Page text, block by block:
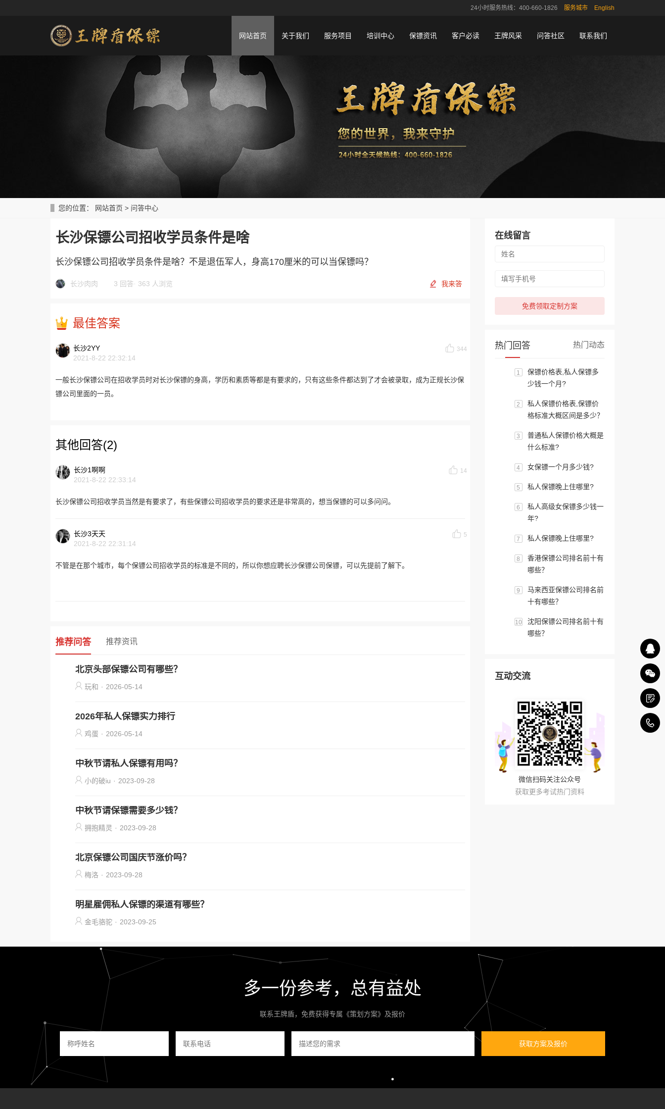
24小时服务热线：400-660-1826 服务城市 English
网站首页 关于我们 服务项目 培训中心 保镖资讯 客户必读 王牌风采 问答社区 联系我们
您的位置： 网站首页 > 问答中心
长沙保镖公司招收学员条件是啥
长沙保镖公司招收学员条件是啥？不是退伍军人，身高170厘米的可以当保镖吗？
长沙肉肉 3 回答· 363 人浏览 我来答
最佳答案
长沙2YY
2021-8-22 22:32:14
344
一般长沙保镖公司在招收学员时对长沙保镖的身高，学历和素质等都是有要求的，只有这些条件都达到了才会被录取，成为正规长沙保
镖公司里面的一员。
其他回答(2)
长沙1啊啊
2021-8-22 22:33:14
14
长沙保镖公司招收学员当然是有要求了，有些保镖公司招收学员的要求还是非常高的，想当保镖的可以多问问。
长沙3天天
2021-8-22 22:31:14
5
不管是在那个城市，每个保镖公司招收学员的标准是不同的，所以你想应聘长沙保镖公司保镖，可以先提前了解下。
推荐问答 推荐资讯
北京头部保镖公司有哪些？
玩和 · 2026-05-14
2026年私人保镖实力排行
鸡蛋 · 2026-05-14
中秋节请私人保镖有用吗？
小的破iu · 2023-09-28
中秋节请保镖需要多少钱？
拥抱精灵 · 2023-09-28
北京保镖公司国庆节涨价吗？
梅洛 · 2023-09-28
明星雇佣私人保镖的渠道有哪些？
金毛骆驼 · 2023-09-25
在线留言
免费领取定制方案
热门回答 热门动态
1
保镖价格表,私人保镖多
少钱一个月?
2
私人保镖价格表,保镖价
格标准大概区间是多少？
3
普通私人保镖价格大概是
什么标准?
4 女保镖一个月多少钱?
5 私人保镖晚上住哪里?
6
私人高级女保镖多少钱一
年?
7 私人保镖晚上住哪里?
8
香港保镖公司排名前十有
哪些？
9
马来西亚保镖公司排名前
十有哪些？
10
沈阳保镖公司排名前十有
哪些？
互动交流
微信扫码关注公众号
获取更多考试热门资料
多一份参考，总有益处
联系王牌盾，免费获得专属《策划方案》及报价
获取方案及报价